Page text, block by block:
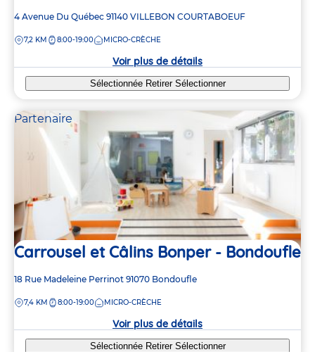
Adresse
la
4 Avenue Du Québec 91140 VILLEBON COURTABOEUF
DISTANCE
7,2 KM 8:00-19:00 MICRO-CRÈCHE
Voir plus de détails
Sélectionnée Retirer Sélectionner
Partenaire
Carrousel et Câlins Bonper - Bondoufle
Adresse
la
18 Rue Madeleine Perrinot 91070 Bondoufle
DISTANCE
7,4 KM 8:00-19:00 MICRO-CRÈCHE
Voir plus de détails
Sélectionnée Retirer Sélectionner